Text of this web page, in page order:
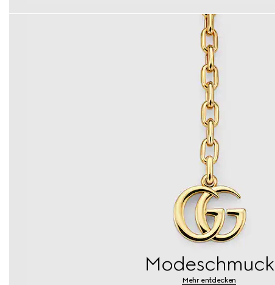
Modeschmuck
Mehr entdecken